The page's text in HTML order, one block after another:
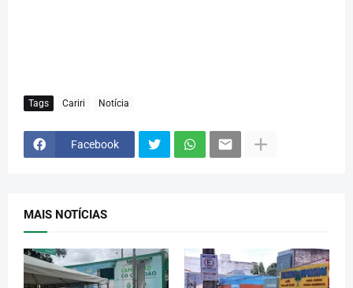
Tags Cariri Notícia
Facebook
MAIS NOTÍCIAS